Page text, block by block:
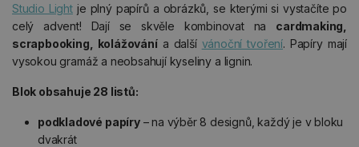
Studio Lightje plný papírů a obrázků, se kterými si vystačíte po
celý advent! Dají se skvěle kombinovat na cardmaking,
scrapbooking, kolážovánía další vánoční tvoření. Papíry mají
vysokou gramáž a neobsahují kyseliny a lignin.
Blok obsahuje 28 listů:
podkladové papíry– na výběr 8 designů, každý je v bloku
dvakrát